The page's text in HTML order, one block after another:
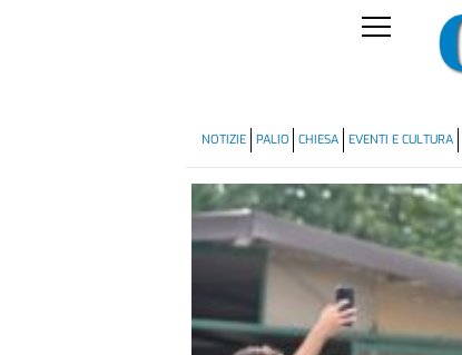
NOTIZIE PALIO CHIESA EVENTI E CULTURA